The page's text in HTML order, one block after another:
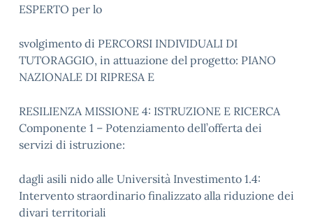
ESPERTO per lo
svolgimento di PERCORSI INDIVIDUALI DI
TUTORAGGIO, in attuazione del progetto: PIANO
NAZIONALE DI RIPRESA E
RESILIENZA MISSIONE 4: ISTRUZIONE E RICERCA
Componente 1 – Potenziamento dell’offerta dei
servizi di istruzione:
dagli asili nido alle Università Investimento 1.4:
Intervento straordinario finalizzato alla riduzione dei
divari territoriali